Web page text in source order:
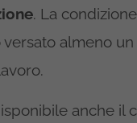
. La
versato almeno
anche il